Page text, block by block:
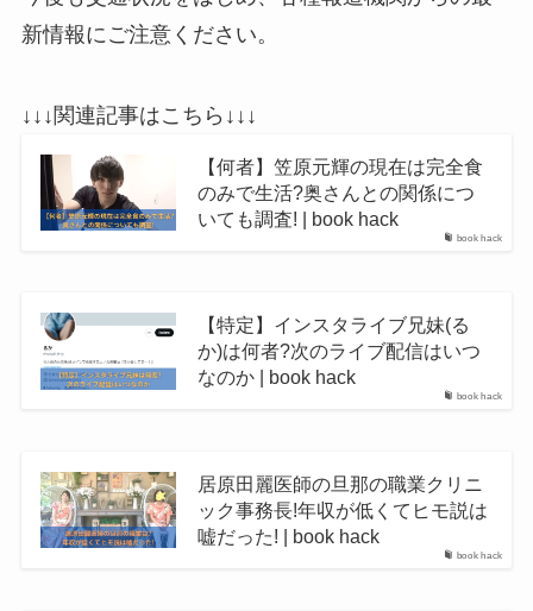
新情報にご注意ください。
↓↓↓関連記事はこちら↓↓↓
book hack
【何者】笠原元輝の現在は完全食
のみで生活?奥さんとの関係につ
いても調査! | book hack
book hack
【特定】インスタライブ兄妹(る
か)は何者?次のライブ配信はいつ
なのか | book hack
book hack
居原田麗医師の旦那の職業クリニ
ック事務長!年収が低くてヒモ説は
嘘だった! | book hack